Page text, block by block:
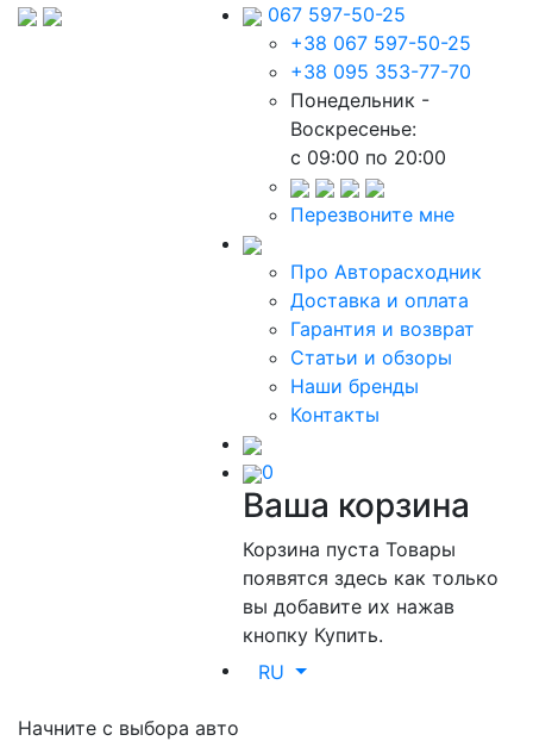
067 597-50-25
+38 067 597-50-25
+38 095 353-77-70
Понедельник -
Воскресенье:
c 09:00 по 20:00
Перезвоните мне
Про Авторасходник
Доставка и оплата
Гарантия и возврат
Статьи и обзоры
Наши бренды
Контакты
0
Ваша корзина
Корзина пустаТовары
появятся здесь как только
вы добавите их нажав
кнопку Купить.
RU
Начните с выбора авто